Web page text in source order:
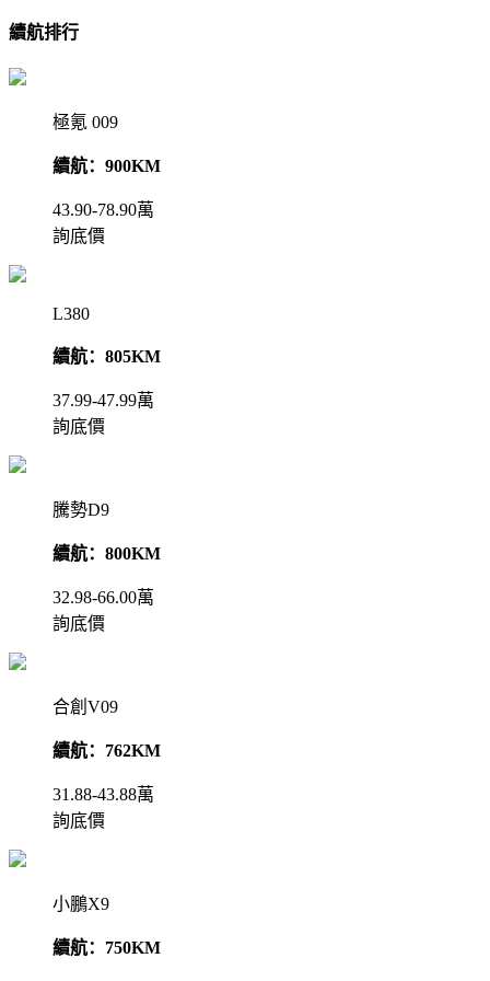
續航排行
極氪 009
續航：900KM
43.90-78.90萬
詢底價
L380
續航：805KM
37.99-47.99萬
詢底價
騰勢D9
續航：800KM
32.98-66.00萬
詢底價
合創V09
續航：762KM
31.88-43.88萬
詢底價
小鵬X9
續航：750KM